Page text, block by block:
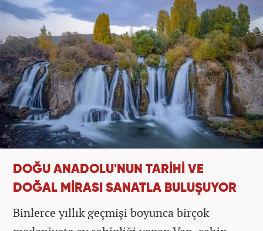
DOĞU ANADOLU'NUN TARİHİ VE
DOĞAL MİRASI SANATLA BULUŞUYOR
Binlerce yıllık geçmişi boyunca birçok